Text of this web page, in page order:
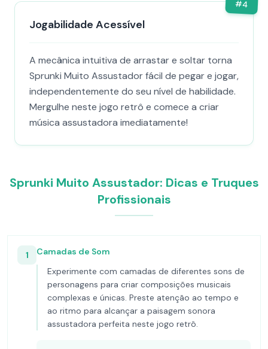
#4
Jogabilidade Acessível
A mecânica intuitiva de arrastar e soltar torna
Sprunki Muito Assustador fácil de pegar e jogar,
independentemente do seu nível de habilidade.
Mergulhe neste jogo retrô e comece a criar
música assustadora imediatamente!
Sprunki Muito Assustador: Dicas e Truques
Profissionais
1
Camadas de Som
Experimente com camadas de diferentes sons de
personagens para criar composições musicais
complexas e únicas. Preste atenção ao tempo e
ao ritmo para alcançar a paisagem sonora
assustadora perfeita neste jogo retrô.